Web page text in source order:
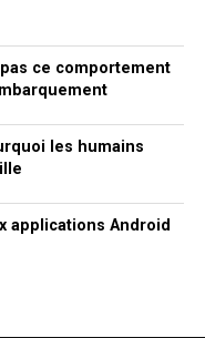
ce comportement
les humains
applications Android